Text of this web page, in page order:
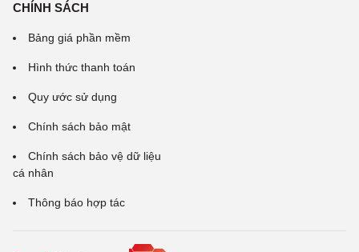
CHÍNH SÁCH
Bảng giá phần mềm
Hình thức thanh toán
Quy ước sử dụng
Chính sách bảo mật
Chính sách bảo vệ dữ liệu
cá nhân
Thông báo hợp tác